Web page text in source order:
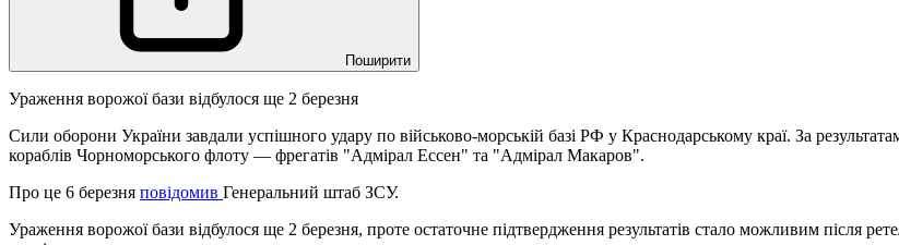
Поширити
Ураження ворожої бази відбулося ще 2 березня
Сили оборони України завдали успішного удару по військово-морській базі РФ у Краснодарському краї. За
кораблів Чорноморського флоту — фрегатів "Адмірал Ессен" та "Адмірал Макаров".
Про це 6 березня повідомив Генеральний штаб ЗСУ.
Ураження ворожої бази відбулося ще 2 березня, проте остаточне підтвердження результатів стало можливим після